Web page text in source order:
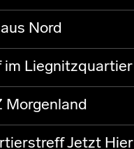
Nord
im Liegnitzquartier
Morgenland
Jetzt Hier